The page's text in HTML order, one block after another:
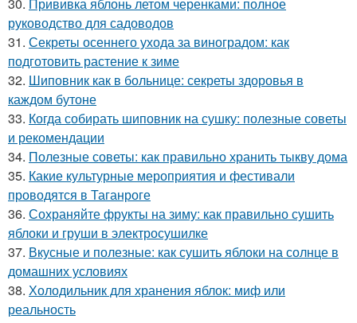
30. Прививка яблонь летом черенками: полное
руководство для садоводов
31. Секреты осеннего ухода за виноградом: как
подготовить растение к зиме
32. Шиповник как в больнице: секреты здоровья в
каждом бутоне
33. Когда собирать шиповник на сушку: полезные советы
и рекомендации
34. Полезные советы: как правильно хранить тыкву дома
35. Какие культурные мероприятия и фестивали
проводятся в Таганроге
36. Сохраняйте фрукты на зиму: как правильно сушить
яблоки и груши в электросушилке
37. Вкусные и полезные: как сушить яблоки на солнце в
домашних условиях
38. Холодильник для хранения яблок: миф или
реальность